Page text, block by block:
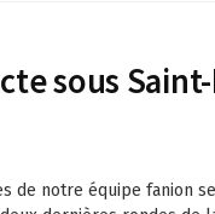
sous
de notre équipe fanion